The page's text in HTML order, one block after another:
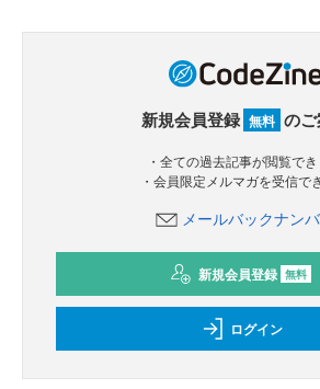
新規会員登録 無料 の
・全ての過去記事が閲覧で
・会員限定メルマガを受信で
メールバックナン
新規会員登録 無料
ログイン